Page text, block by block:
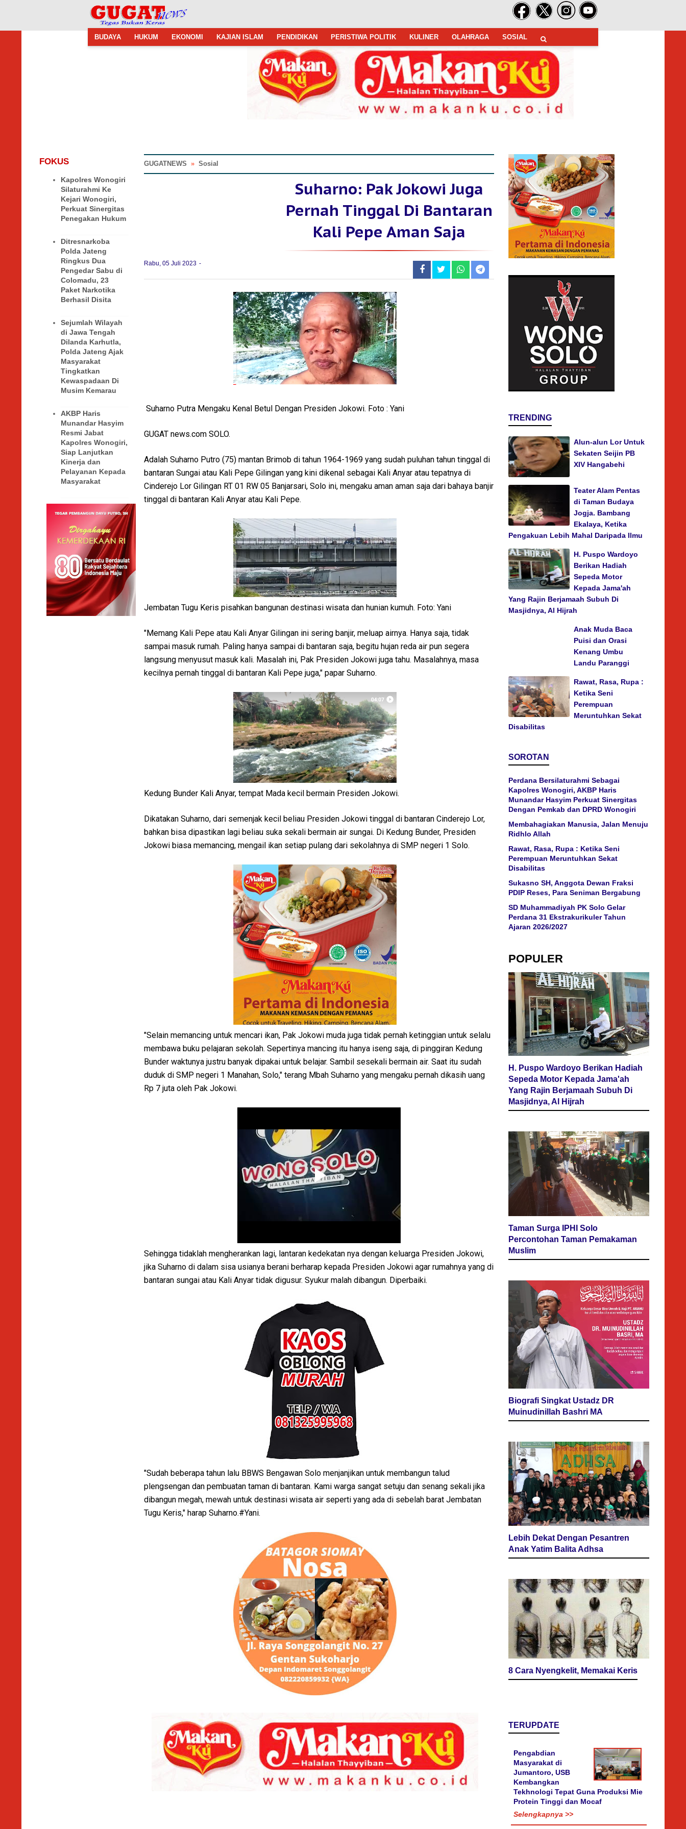
BUDAYA HUKUM EKONOMI KAJIAN ISLAM PENDIDIKAN PERISTIWA POLITIK KULINER OLAHRAGA SOSIAL
FOKUS
Kapolres Wonogiri
Silaturahmi Ke
Kejari Wonogiri,
Perkuat Sinergitas
Penegakan Hukum
Ditresnarkoba
Polda Jateng
Ringkus Dua
Pengedar Sabu di
Colomadu, 23
Paket Narkotika
Berhasil Disita
Sejumlah Wilayah
di Jawa Tengah
Dilanda Karhutla,
Polda Jateng Ajak
Masyarakat
Tingkatkan
Kewaspadaan Di
Musim Kemarau
AKBP Haris
Munandar Hasyim
Resmi Jabat
Kapolres Wonogiri,
Siap Lanjutkan
Kinerja dan
Pelayanan Kepada
Masyarakat
GUGATNEWS » Sosial
Suharno: Pak Jokowi Juga
Pernah Tinggal Di Bantaran
Kali Pepe Aman Saja
Rabu, 05 Juli 2023
Suharno Putra Mengaku Kenal Betul Dengan Presiden Jokowi. Foto : Yani
GUGAT news.com SOLO.
Adalah Suharno Putro (75) mantan Brimob di tahun 1964-1969 yang sudah puluhan tahun tinggal di
bantaran Sungai atau Kali Pepe Gilingan yang kini dikenal sebagai Kali Anyar atau tepatnya di
Cinderejo Lor Gilingan RT 01 RW 05 Banjarsari, Solo ini, mengaku aman aman saja dari bahaya banjir
tinggal di bantaran Kali Anyar atau Kali Pepe.
Jembatan Tugu Keris pisahkan bangunan destinasi wisata dan hunian kumuh. Foto: Yani
"Memang Kali Pepe atau Kali Anyar Gilingan ini sering banjir, meluap airnya. Hanya saja, tidak
sampai masuk rumah. Paling hanya sampai di bantaran saja, begitu hujan reda air pun segera
langsung menyusut masuk kali. Masalah ini, Pak Presiden Jokowi juga tahu. Masalahnya, masa
kecilnya pernah tinggal di bantaran Kali Pepe juga," papar Suharno.
Kedung Bunder Kali Anyar, tempat Mada kecil bermain Presiden Jokowi.
Dikatakan Suharno, dari semenjak kecil beliau Presiden Jokowi tinggal di bantaran Cinderejo Lor,
bahkan bisa dipastikan lagi beliau suka sekali bermain air sungai. Di Kedung Bunder, Presiden
Jokowi biasa memancing, mengail ikan setiap pulang dari sekolahnya di SMP negeri 1 Solo.
"Selain memancing untuk mencari ikan, Pak Jokowi muda juga tidak pernah ketinggian untuk selalu
membawa buku pelajaran sekolah. Sepertinya mancing itu hanya iseng saja, di pinggiran Kedung
Bunder waktunya justru banyak dipakai untuk belajar. Sambil sesekali bermain air. Saat itu sudah
duduk di SMP negeri 1 Manahan, Solo," terang Mbah Suharno yang mengaku pernah dikasih uang
Rp 7 juta oleh Pak Jokowi.
Sehingga tidaklah mengherankan lagi, lantaran kedekatan nya dengan keluarga Presiden Jokowi,
jika Suharno di dalam sisa usianya berani berharap kepada Presiden Jokowi agar rumahnya yang di
bantaran sungai atau Kali Anyar tidak digusur. Syukur malah dibangun. Diperbaiki.
"Sudah beberapa tahun lalu BBWS Bengawan Solo menjanjikan untuk membangun talud
plengsengan dan pembuatan taman di bantaran. Kami warga sangat setuju dan senang sekali jika
dibangun megah, mewah untuk destinasi wisata air seperti yang ada di sebelah barat Jembatan
Tugu Keris," harap Suharno.#Yani.
TRENDING
Alun-alun Lor Untuk
Sekaten Seijin PB
XIV Hangabehi
Teater Alam Pentas
di Taman Budaya
Jogja. Bambang
Ekalaya, Ketika
Pengakuan Lebih Mahal Daripada Ilmu
H. Puspo Wardoyo
Berikan Hadiah
Sepeda Motor
Kepada Jama'ah
Yang Rajin Berjamaah Subuh Di
Masjidnya, Al Hijrah
Anak Muda Baca
Puisi dan Orasi
Kenang Umbu
Landu Paranggi
Rawat, Rasa, Rupa :
Ketika Seni
Perempuan
Meruntuhkan Sekat
Disabilitas
SOROTAN
Perdana Bersilaturahmi Sebagai
Kapolres Wonogiri, AKBP Haris
Munandar Hasyim Perkuat Sinergitas
Dengan Pemkab dan DPRD Wonogiri
Membahagiakan Manusia, Jalan Menuju
Ridhlo Allah
Rawat, Rasa, Rupa : Ketika Seni
Perempuan Meruntuhkan Sekat
Disabilitas
Sukasno SH, Anggota Dewan Fraksi
PDIP Reses, Para Seniman Bergabung
SD Muhammadiyah PK Solo Gelar
Perdana 31 Ekstrakurikuler Tahun
Ajaran 2026/2027
POPULER
H. Puspo Wardoyo Berikan Hadiah
Sepeda Motor Kepada Jama'ah
Yang Rajin Berjamaah Subuh Di
Masjidnya, Al Hijrah
Taman Surga IPHI Solo
Percontohan Taman Pemakaman
Muslim
Biografi Singkat Ustadz DR
Muinudinillah Bashri MA
Lebih Dekat Dengan Pesantren
Anak Yatim Balita Adhsa
8 Cara Nyengkelit, Memakai Keris
TERUPDATE
Pengabdian
Masyarakat di
Jumantoro, USB
Kembangkan
Tekhnologi Tepat Guna Produksi Mie
Protein Tinggi dan Mocaf
Selengkapnya >>